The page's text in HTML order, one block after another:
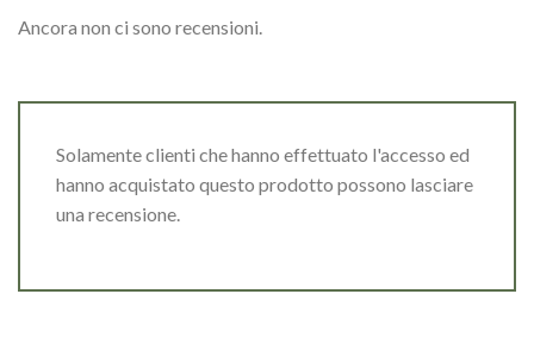
Ancora non ci sono recensioni.
Solamente clienti che hanno effettuato l'accesso ed
hanno acquistato questo prodotto possono lasciare
una recensione.